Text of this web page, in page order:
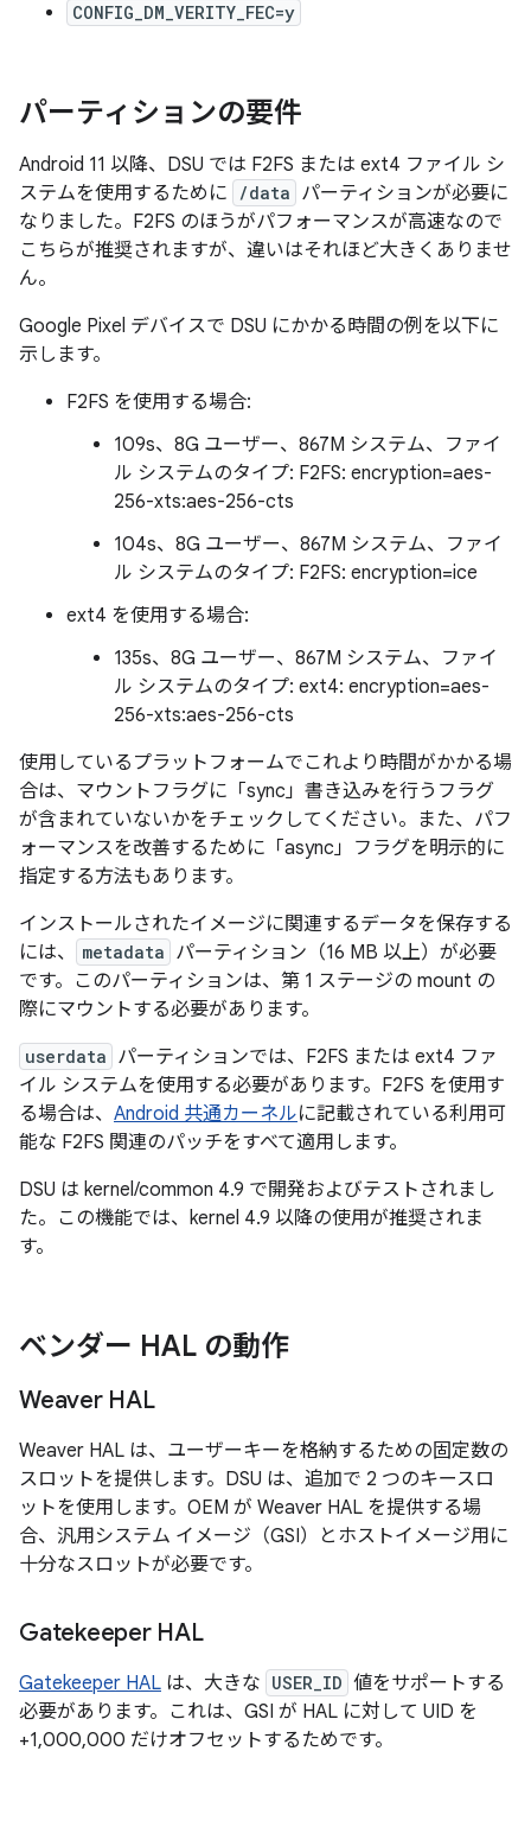
CONFIG_DM_VERITY_FEC=y
パーティションの要件
Android 11 以降、DSU では F2FS または ext4 ファイル シ
ステムを使用するために
/data パーティションが必要に
なりました。F2FS のほうがパフォーマンスが高速なので
こちらが推奨されますが、違いはそれほど大きくありませ
ん。
Google Pixel デバイスで DSU にかかる時間の例を以下に
示します。
F2FS を使用する場合:
109s、8G ユーザー、867M システム、ファイ
ル システムのタイプ: F2FS: encryption=aes-
256-xts:aes-256-cts
104s、8G ユーザー、867M システム、ファイ
ル システムのタイプ: F2FS: encryption=ice
ext4 を使用する場合:
135s、8G ユーザー、867M システム、ファイ
ル システムのタイプ: ext4: encryption=aes-
256-xts:aes-256-cts
使用しているプラットフォームでこれより時間がかかる場
合は、マウントフラグに「sync」書き込みを行うフラグ
が含まれていないかをチェックしてください。また、パフ
ォーマンスを改善するために「async」フラグを明示的に
指定する方法もあります。
インストールされたイメージに関連するデータを保存する
には、
metadata パーティション（16 MB 以上）が必要
です。このパーティションは、第 1 ステージの mount の
際にマウントする必要があります。
userdata パーティションでは、F2FS または ext4 ファ
イル システムを使用する必要があります。F2FS を使用す
る場合は、 Android 共通カーネルに記載されている利用可
能な F2FS 関連のパッチをすべて適用します。
DSU は kernel/common 4.9 で開発およびテストされまし
た。この機能では、kernel 4.9 以降の使用が推奨されま
す。
ベンダー HAL の動作
Weaver HAL
Weaver HAL は、ユーザーキーを格納するための固定数の
スロットを提供します。DSU は、追加で 2 つのキースロ
ットを使用します。OEM が Weaver HAL を提供する場
合、汎用システム イメージ（GSI）とホストイメージ用に
十分なスロットが必要です。
Gatekeeper HAL
Gatekeeper HAL は、大きな USER_ID 値をサポートする
必要があります。これは、GSI が HAL に対して UID を
+1,000,000 だけオフセットするためです。